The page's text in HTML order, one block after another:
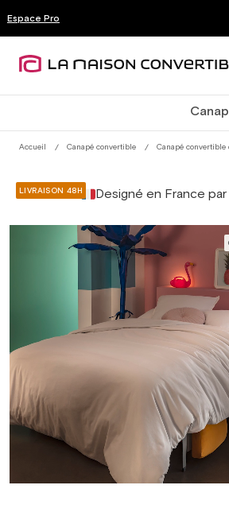
passer
contenu
Espace Pro
fr
Accueil Canapé convertible Canapé convertible
produits
LIVRAISON 48H Designé en France par